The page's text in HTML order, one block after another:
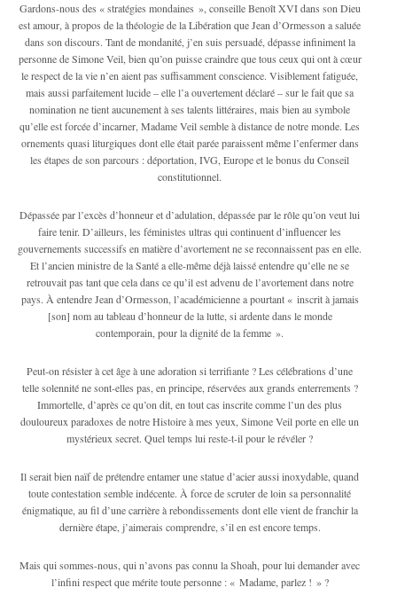
Gar­dons-nous des « stratégies mon­­daines », conseille Benoît XVI dans son Dieu
est amour, à propos de la théologie de la Libération que Jean d’Ormesson a saluée
dans son discours. Tant de mondanité, j’en suis persuadé, dépasse infiniment la
personne de Simone Veil, bien qu’on puisse craindre que tous ceux qui ont à cœur
le respect de la vie n’en aient pas suffisamment conscience. Visiblement fatiguée,
mais aussi parfaitement lucide – elle l’a ouvertement déclaré – sur le fait que sa
nomination ne tient aucunement à ses talents littéraires, mais bien au symbole
qu’elle est forcée d’incarner, Madame Veil semble à distance de notre monde. Les
ornements quasi liturgiques dont elle était parée paraissent même l’enfermer dans
les étapes de son parcours : déportation, IVG, Europe et le bonus du Conseil
constitutionnel.
Dépassée par l’excès d’honneur et d’adulation, dépassée par le rôle qu’on veut lui
faire tenir. D’ailleurs, les féministes ultras qui continuent d’influencer les
gouvernements successifs en matière d’avortement ne se reconnaissent pas en elle.
Et l’ancien ministre de la Santé a elle-même déjà laissé entendre qu’elle ne se
retrouvait pas tant que cela dans ce qu’il est advenu de l’avortement dans notre
pays. À entendre Jean d’Ormesson, l’académicienne a pourtant « inscrit à jamais
[son] nom au tableau d’honneur de la lutte, si ardente dans le monde
contemporain, pour la dignité de la femme ».
Peut-on résister à cet âge à une adoration si terrifiante ? Les célébrations d’une
telle solennité ne sont-elles pas, en principe, réservées aux grands enterrements ?
Immortelle, d’après ce qu’on dit, en tout cas inscrite comme l’un des plus
douloureux paradoxes de notre Histoire à mes yeux, Simone Veil porte en elle un
mystérieux secret. Quel temps lui reste-t-il pour le ré­véler ?
Il serait bien naïf de prétendre entamer une statue d’acier aussi inoxydable, quand
toute contestation semble indécente. À force de scruter de loin sa personnalité
énigmatique, au fil d’une carrière à rebondissements dont elle vient de franchir la
dernière étape, j’aimerais comprendre, s’il en est encore temps.
Mais qui sommes-nous, qui n’avons pas connu la Shoah, pour lui demander avec
l’infini respect que mérite toute personne : « Madame, parlez ! » ?